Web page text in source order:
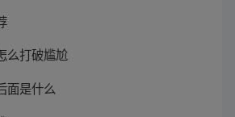
么打破尴尬
面是什么